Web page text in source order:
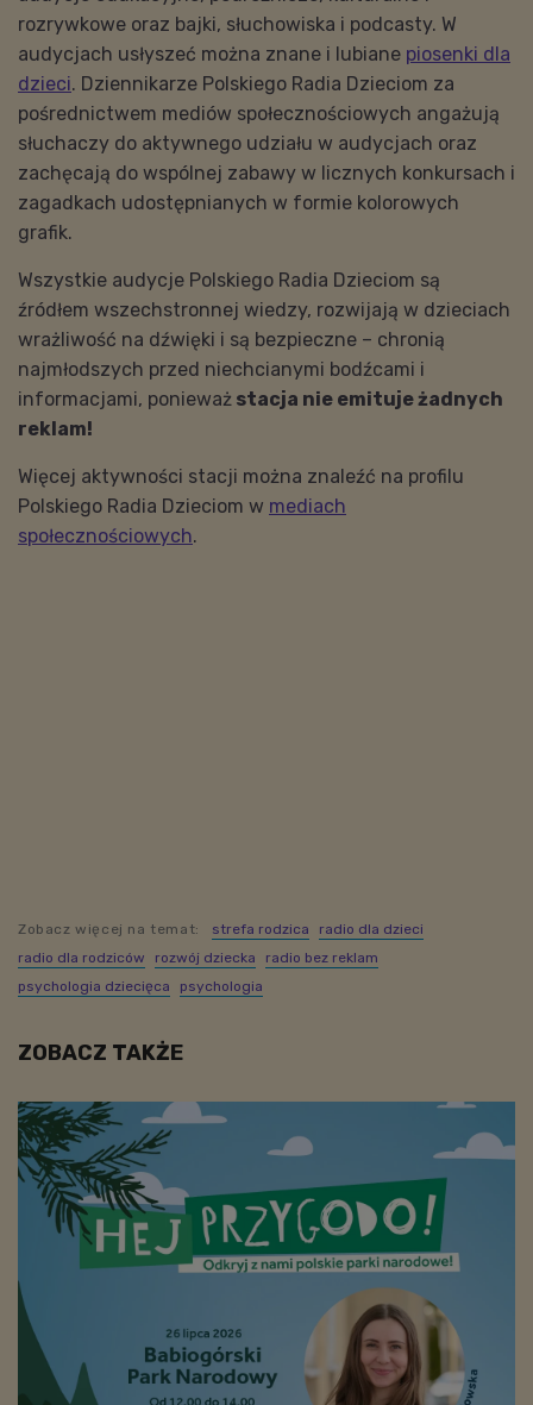
rozrywkowe oraz bajki, słuchowiska i podcasty. W
audycjach usłyszeć można znane i lubiane piosenki dla
dzieci. Dziennikarze Polskiego Radia Dzieciom za
pośrednictwem mediów społecznościowych angażują
słuchaczy do aktywnego udziału w audycjach oraz
zachęcają do wspólnej zabawy w licznych konkursach i
zagadkach udostępnianych w formie kolorowych
grafik.
Wszystkie audycje Polskiego Radia Dzieciom są
źródłem wszechstronnej wiedzy, rozwijają w dzieciach
wrażliwość na dźwięki i są bezpieczne – chronią
najmłodszych przed niechcianymi bodźcami i
informacjami, ponieważ stacja nie emituje żadnych
reklam!
Więcej aktywności stacji można znaleźć na profilu
Polskiego Radia Dzieciom w mediach
społecznościowych.
Zobacz więcej na temat: strefa rodzica
radio dla dzieci
radio dla rodziców
rozwój dziecka
radio bez reklam
psychologia dziecięca
psychologia
ZOBACZ TAKŻE